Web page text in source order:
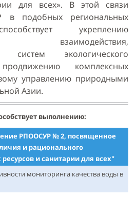
для всех». В этой связи
подобных региональных
укреплению
взаимодействия,
систем экологического
комплексных
управлению природными
Азии.
выполнению:
РПООСУР № 2, посвященное
и рационального
и санитарии для всех"
мониторинга качества воды в